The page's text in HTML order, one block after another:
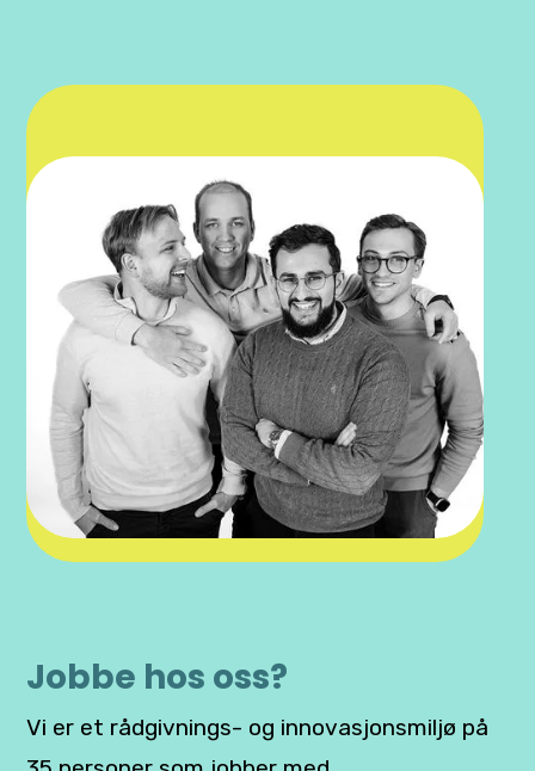
Jobbe hos oss?
Vi er et rådgivnings- og innovasjonsmiljø på